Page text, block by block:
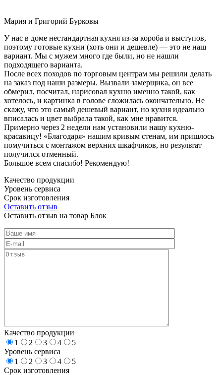
Мария и Григорий Бурковы
У нас в доме нестандартная кухня из-за короба и выступов,
поэтому готовые кухни (хоть они и дешевле) — это не наш
вариант. Мы с мужем много где были, но не нашли
подходящего варианта.
После всех походов по торговым центрам мы решили делать
на заказ под наши размеры. Вызвали замерщика, он все
обмерил, посчитал, нарисовал кухню именно такой, как
хотелось, и картинка в голове сложилась окончательно. Не
скажу, что это самый дешевый вариант, но кухня идеально
вписалась и цвет выбрала такой, как мне нравится.
Примерно через 2 недели нам установили нашу кухню-
красавицу! «Благодаря» нашим кривым стенам, им пришлось
помучиться с монтажом верхних шкафчиков, но результат
получился отменный.
Большое всем спасибо! Рекомендую!
Качество продукции
Уровень сервиса
Срок изготовления
Оставить отзыв
Оставить отзыв на товар Блок
Качество продукции
1
2 3 4
5
Уровень сервиса
1
2 3 4
5
Срок изготовления